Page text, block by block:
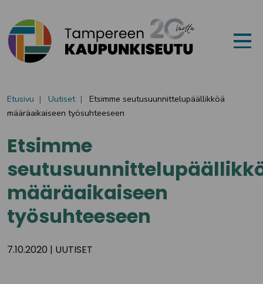
Etusivu Uutiset
Etsimme seutusuunnittelupäällikköä
määräaikaiseen työsuhteeseen
Etsimme
määräaikaiseen
työsuhteeseen
7.10.2020 | UUTISET